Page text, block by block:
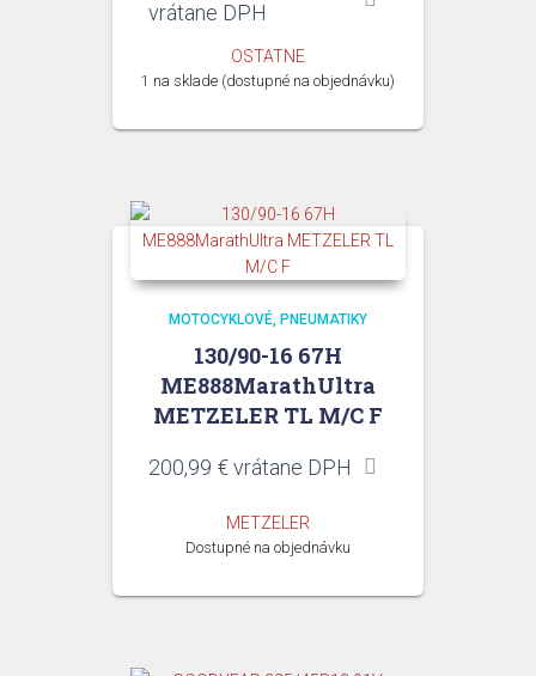
cena
21,00 €.11,00 €.
vrátane DPH
OSTATNE
1 na sklade (dostupné na objednávku)
MOTOCYKLOVÉ PNEUMATIKY
130/90-16 67H
ME888MarathUltra
METZELER TL M/C F
200,99 €vrátane DPH
METZELER
Dostupné na objednávku